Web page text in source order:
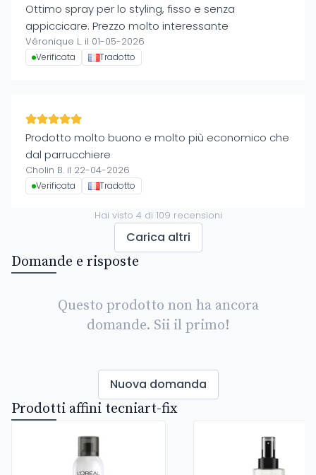
Ottimo spray per lo styling, fisso e senza
appiccicare. Prezzo molto interessante
Véronique L. il 01-05-2026
Verificata Tradotto
Prodotto molto buono e molto più economico che
dal parrucchiere
Cholin B. il 22-04-2026
Verificata Tradotto
Hai visto 4di 109 recensioni
Carica altri
Domande e risposte
Questo prodotto non ha ancora
domande. Sii il primo!
Nuova domanda
Prodotti affini tecniart-fix